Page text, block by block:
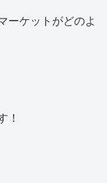
ーケットがどのよ
！